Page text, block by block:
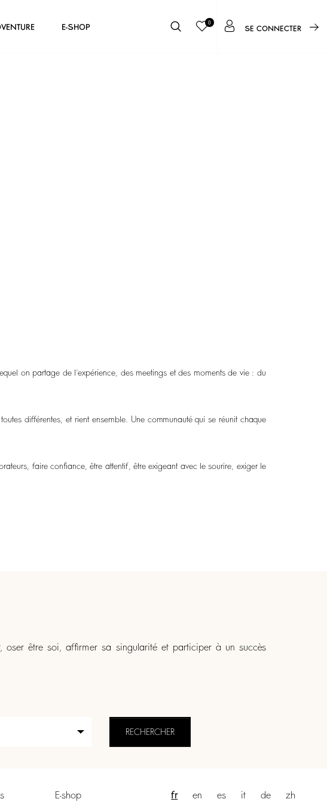
E-SHOP
0
SE CONNECTER
on partage de l’expérience, des meetings et des moments de vie : du
différentes, et rient ensemble. Une communauté qui se réunit chaque
faire confiance, être attentif, être exigeant avec le sourire, exiger le
oser être soi, affirmer sa singularité et participer à un succès
E-shop fr en es it de zh